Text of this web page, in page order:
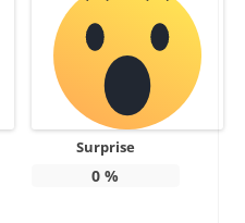
Surprise
0 %